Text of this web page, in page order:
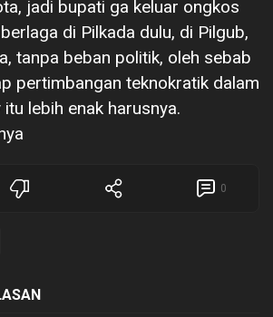
jadi bupati ga keluar ongkos
di Pilkada dulu, di Pilgub,
tanpa beban politik, oleh sebab
pertimbangan teknokratik dalam
lebih enak harusnya.
0